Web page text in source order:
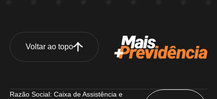
Voltar ao topo
Razão Social: Caixa de Assistência e